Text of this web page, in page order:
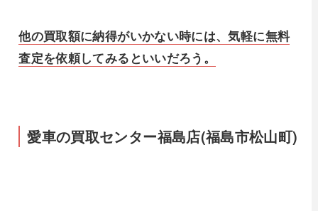
他の買取額に納得がいかない時には、気軽に無料
査定を依頼してみるといいだろう。
愛車の買取センター福島店(福島市松山町)